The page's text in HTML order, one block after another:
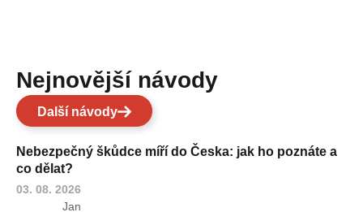
Nejnovější návody
Další návody
Nebezpečný škůdce míří do Česka: jak ho poznáte a
co dělat?
03. 08. 2026
Jan